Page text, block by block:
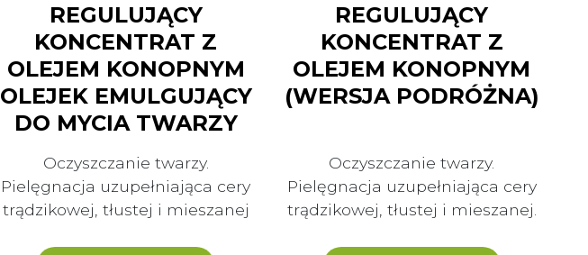
REGULUJĄCY
KONCENTRAT Z
OLEJEM KONOPNYM
OLEJEK EMULGUJĄCY
DO MYCIA TWARZY
Oczyszczanie twarzy.
Pielęgnacja uzupełniająca cery
trądzikowej, tłustej i mieszanej
REGULUJĄCY
KONCENTRAT Z
OLEJEM KONOPNYM
(WERSJA PODRÓŻNA)
Oczyszczanie twarzy.
Pielęgnacja uzupełniająca cery
trądzikowej, tłustej i mieszanej.